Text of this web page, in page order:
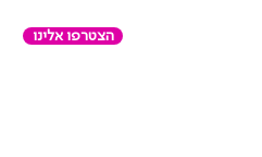
הצטרפו אלינו